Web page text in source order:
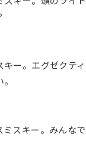
ー。エグゼクテ
スキー。みんな